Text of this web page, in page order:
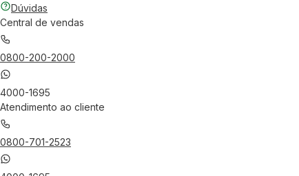
Dúvidas
Central de vendas
0800-200-2000
4000-1695
Atendimento ao cliente
0800-701-2523